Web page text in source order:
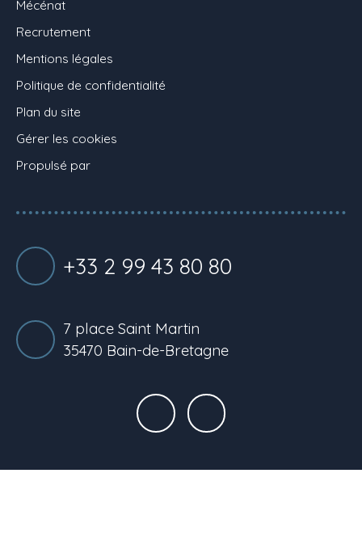
Mécénat
Recrutement
Mentions légales
Politique de confidentialité
Plan du site
Gérer les cookies
Propulsé par
+33 2 99 43 80 80
7 place Saint Martin
35470 Bain-de-Bretagne